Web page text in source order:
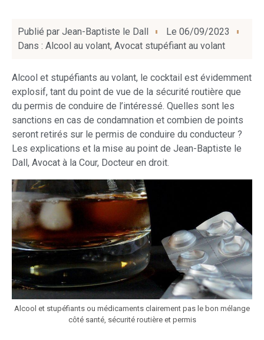
Publié par Jean-Baptiste le Dall Le 06/09/2023
Dans : Alcool au volant, Avocat stupéfiant au volant
Alcool et stupéfiants au volant, le cocktail est évidemment
explosif, tant du point de vue de la sécurité routière que
du permis de conduire de l’intéressé. Quelles sont les
sanctions en cas de condamnation et combien de points
seront retirés sur le permis de conduire du conducteur ?
Les explications et la mise au point de Jean-Baptiste le
Dall, Avocat à la Cour, Docteur en droit.
Alcool et stupéfiants ou médicaments clairement pas le bon mélange
côté santé, sécurité routière et permis